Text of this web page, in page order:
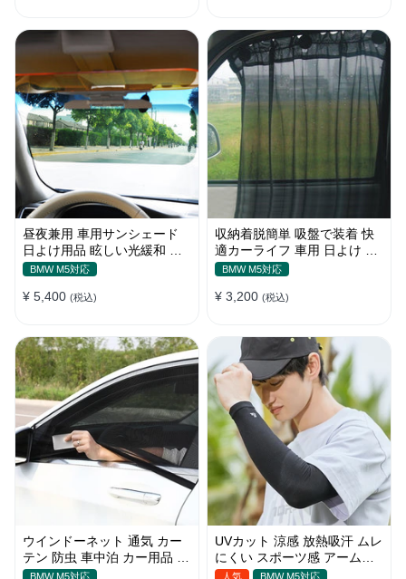
昼夜兼用 車用サンシェード
日よけ用品 眩しい光緩和 長
時間運転 特殊遮光素材
BMW M5対応
¥ 5,400 (税込)
収納着脱簡単 吸盤で装着 快
適カーライフ 車用 日よけ 遮
光 UVカット 通気
BMW M5対応
¥ 3,200 (税込)
ウインドーネット 通気 カー
テン 防虫 車中泊 カー用品 網
戸 取付簡単
BMW M5対応
UVカット 涼感 放熱吸汗 ムレ
にくい スポーツ感 アームカ
バー 男女汎用
人気 BMW M5対応